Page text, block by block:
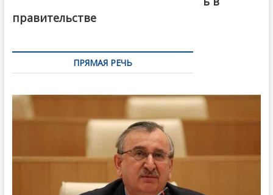
правительстве
ПРЯМАЯ РЕЧЬ